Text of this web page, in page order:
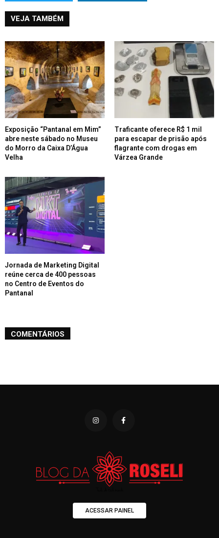
VEJA TAMBÉM
Exposição “Pantanal em Mim”
abre neste sábado no Museu
do Morro da Caixa D’Água
Velha
Traficante oferece R$ 1 mil
para escapar de prisão após
flagrante com drogas em
Várzea Grande
Jornada de Marketing Digital
reúne cerca de 400 pessoas
no Centro de Eventos do
Pantanal
COMENTÁRIOS
ACESSAR PAINEL